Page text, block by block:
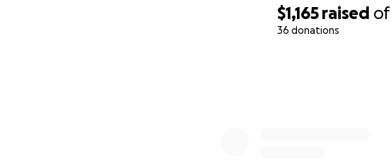
$1,165 raised of
36 donations